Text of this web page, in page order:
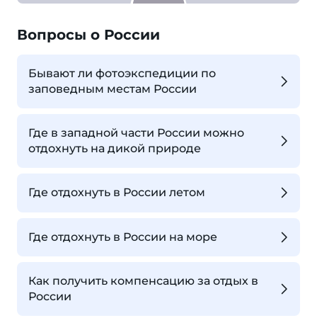
Вопросы о России
Бывают ли фотоэкспедиции по
заповедным местам России
Где в западной части России можно
отдохнуть на дикой природе
Где отдохнуть в России летом
Где отдохнуть в России на море
Как получить компенсацию за отдых в
России